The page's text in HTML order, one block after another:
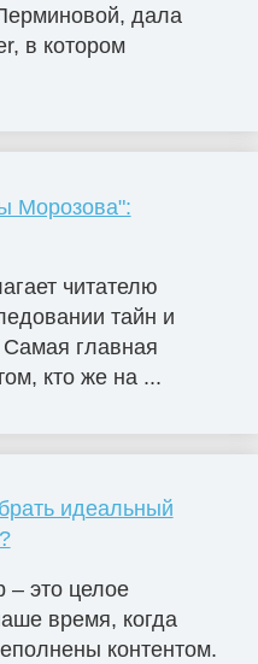
дала
в котором
Морозова":
читателю
тайн и
Самая главная
кто же на ...
идеальный
это целое
время, когда
контентом.